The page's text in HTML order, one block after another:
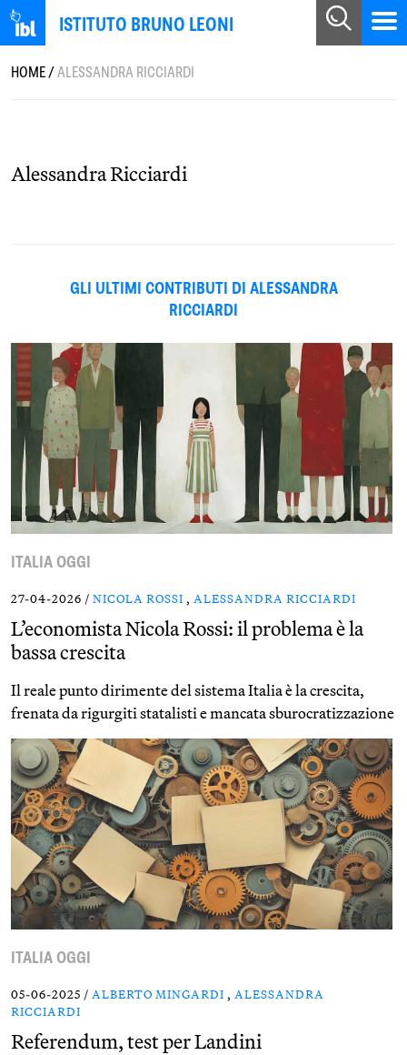
ISTITUTO BRUNO LEONI
HOME/ALESSANDRA RICCIARDI
Alessandra Ricciardi
GLI ULTIMI CONTRIBUTI DI ALESSANDRA
RICCIARDI
ITALIA OGGI
27-04-2026 / NICOLA ROSSI , ALESSANDRA RICCIARDI
L’economista Nicola Rossi: il problema è la
bassa crescita
Il reale punto dirimente del sistema Italia è la crescita,
frenata da rigurgiti statalisti e mancata sburocratizzazione
ITALIA OGGI
05-06-2025 / ALBERTO MINGARDI , ALESSANDRA
RICCIARDI
Referendum, test per Landini